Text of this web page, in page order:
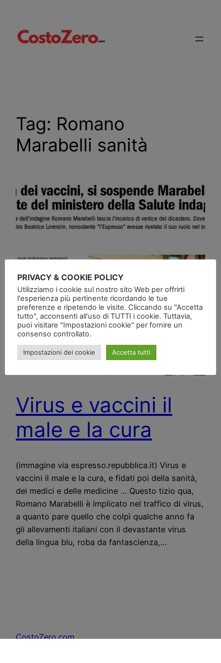
contenuto
Tag: Romano
Marabelli sanità
Virus e vaccini il
male e la cura
(immagine via espresso.repubblica.it) Virus e
vaccini il male e la cura, e fidati poi della sanità,
dei medici e delle medicine … Questo tizio qua,
Romano Marabelli è implicato nel traffico di virus,
a quanto pare quello che colpì qualche anno fa
gli allevamenti italiani con il devastante virus
della lingua blu, roba da fantascienza,…
CostoZero.com
PRIVACY & COOKIE POLICY
Utilizziamo i cookie sul nostro sito Web per offrirti
l'esperienza più pertinente ricordando le tue
preferenze e ripetendo le visite. Cliccando su "Accetta
tutto", acconsenti all'uso di TUTTI i cookie. Tuttavia,
puoi visitare "Impostazioni cookie" per fornire un
consenso controllato.
Impostazioni dei cookie Accetta tutti